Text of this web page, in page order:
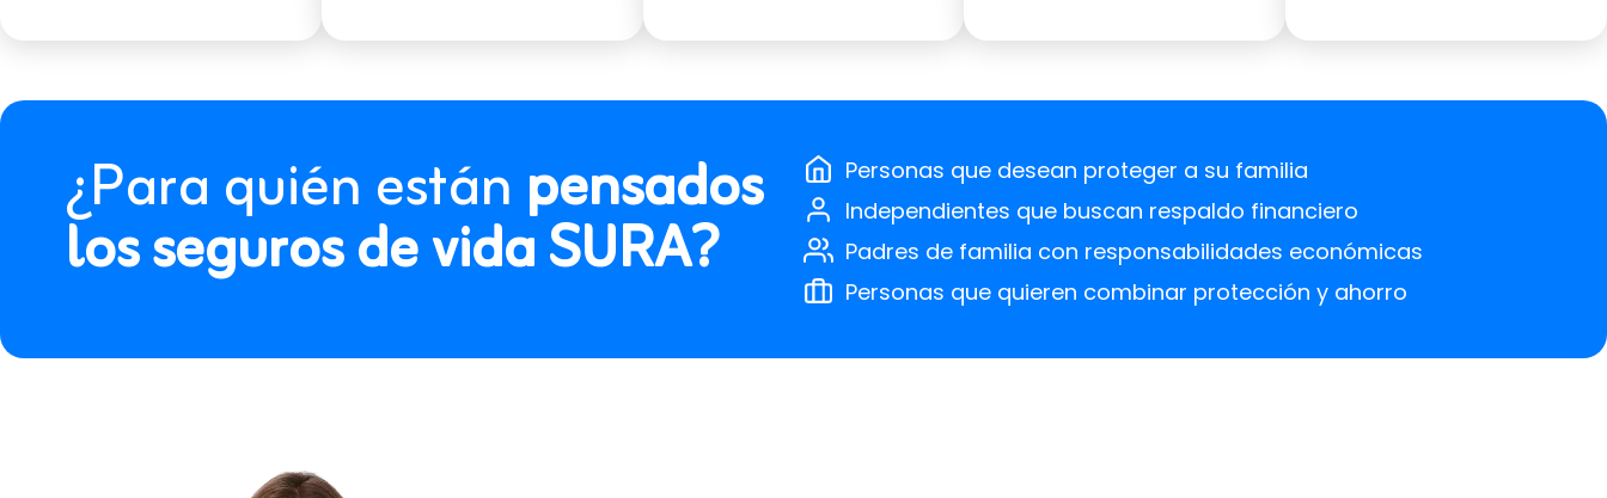
¿Para quién están pensados
los seguros de vida SURA?
Personas que desean proteger a su familia
Independientes que buscan respaldo financiero
Padres de familia con responsabilidades económicas
Personas que quieren combinar protección y ahorro